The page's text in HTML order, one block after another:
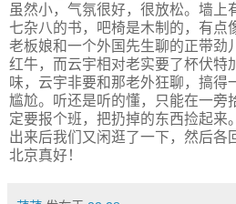
虽然小，气氛很好，很放松。墙上
七杂八的书，吧椅是木制的，有点
老板娘和一个外国先生聊的正带劲
红牛，而云宇相对老实要了杯伏特
味，云宇非要和那老外狂聊，搞得
尴尬。听还是听的懂，只能在一旁
定要报个班，把扔掉的东西捡起来。
出来后我们又闲逛了一下，然后各
北京真好！